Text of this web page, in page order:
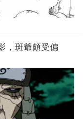
，斑爺頗受偏